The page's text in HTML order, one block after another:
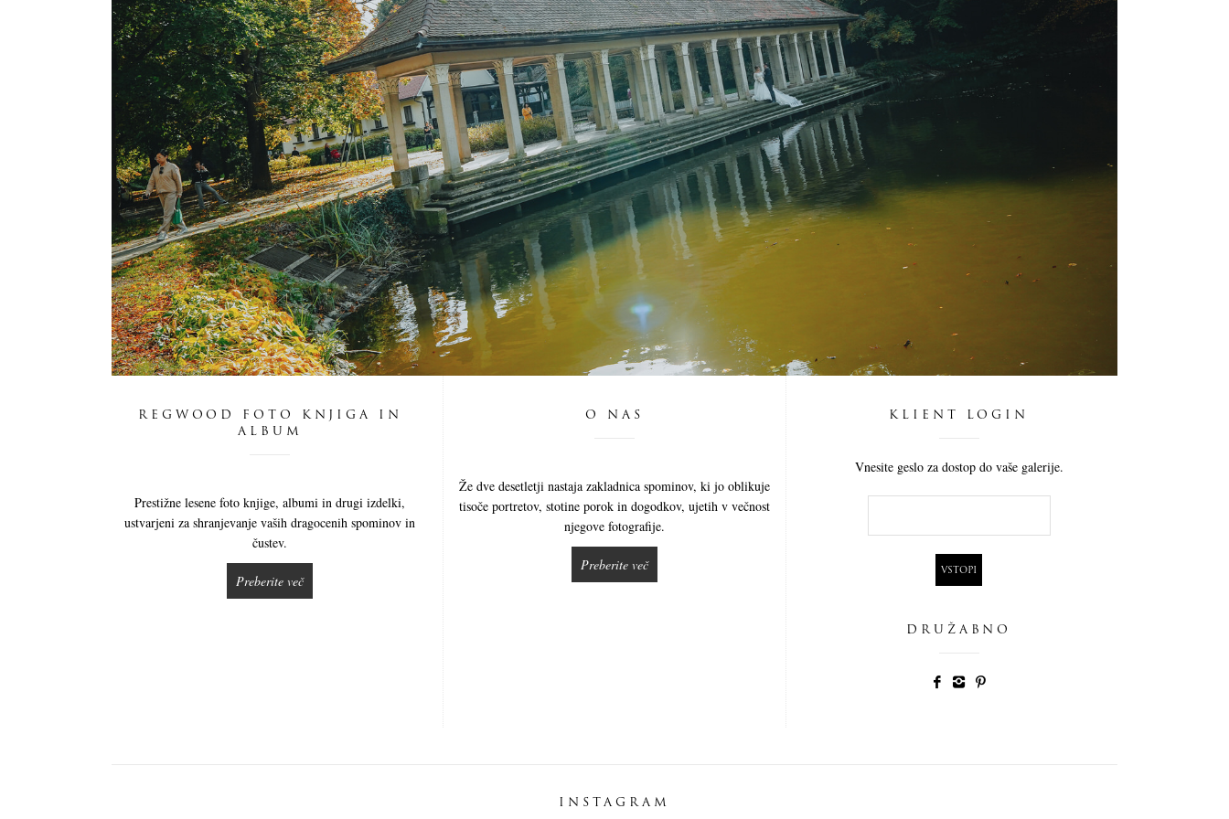
REGWOOD FOTO KNJIGA IN
ALBUM
Prestižne lesene foto knjige, albumi in drugi izdelki,
ustvarjeni za shranjevanje vaših dragocenih spominov in
čustev.
Preberite več
O NAS
Že dve desetletji nastaja zakladnica spominov, ki jo oblikuje
tisoče portretov, stotine porok in dogodkov, ujetih v večnost
njegove fotografije.
Preberite več
KLIENT LOGIN
Vnesite geslo za dostop do vaše galerije.
DRUŽABNO
INSTAGRAM